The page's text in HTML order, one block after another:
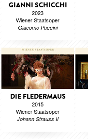
GIANNI SCHICCHI
2023
Wiener Staatsoper
Giacomo Puccini
DIE FLEDERMAUS
2015
Wiener Staatsoper
Johann Strauss II